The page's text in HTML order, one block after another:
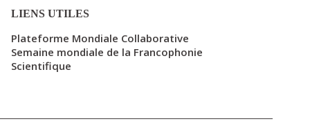
LIENS UTILES
Plateforme Mondiale Collaborative
Semaine mondiale de la Francophonie
Scientifique